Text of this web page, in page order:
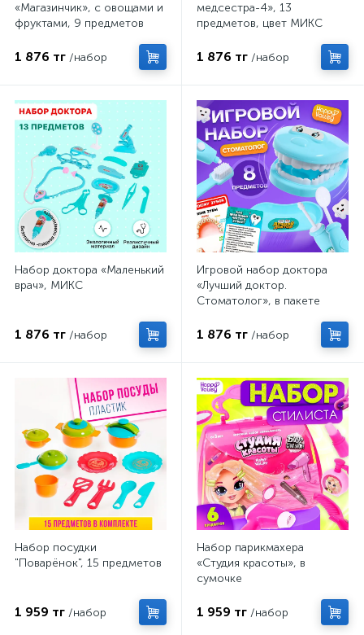
«Магазинчик», с овощами и
фруктами, 9 предметов
1 876 тг /набор
медсестра-4», 13
предметов, цвет МИКС
1 876 тг /набор
Набор доктора «Маленький
врач», МИКС
1 876 тг /набор
Игровой набор доктора
«Лучший доктор.
Стоматолог», в пакете
1 876 тг /набор
Набор посудки
"Поварёнок", 15 предметов
1 959 тг /набор
Набор парикмахера
«Студия красоты», в
сумочке
1 959 тг /набор